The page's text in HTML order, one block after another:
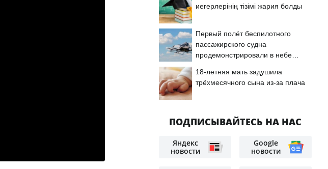
иегерлерінің тізімі жария болды
Первый полёт беспилотного
пассажирского судна
продемонстрировали в небе
18-летняя мать задушила
трёхмесячного сына из-за плача
ПОДПИСЫВАЙТЕСЬ НА НАС
Яндекс
новости
Google
новости